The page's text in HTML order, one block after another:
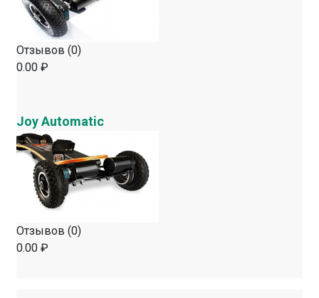
Отзывов (0)
0.00 ₽
Joy Automatic
Отзывов (0)
0.00 ₽